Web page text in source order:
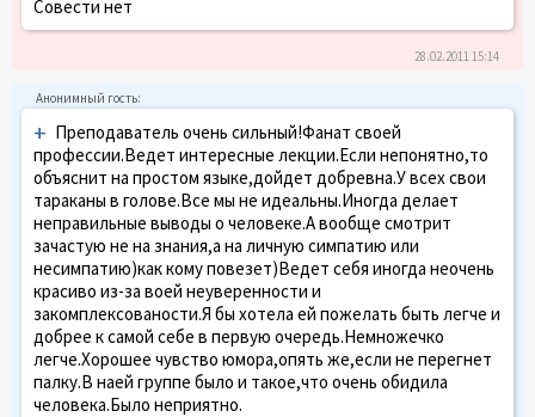
Совести нет
28.02.2011 15:14
+ Преподаватель очень сильный!Фанат своей
профессии.Ведет интересные лекции.Если непонятно,то
объяснит на простом языке,дойдет добревна.У всех свои
тараканы в голове.Все мы не идеальны.Иногда делает
неправильные выводы о человеке.А вообще смотрит
зачастую не на знания,а на личную симпатию или
несимпатию)как кому повезет)Ведет себя иногда неочень
красиво из-за воей неуверенности и
закомплексованости.Я бы хотела ей пожелать быть легче и
добрее к самой себе в первую очередь.Немножечко
легче.Хорошее чувство юмора,опять же,если не перегнет
палку.В наей группе было и такое,что очень обидила
человека.Было неприятно.